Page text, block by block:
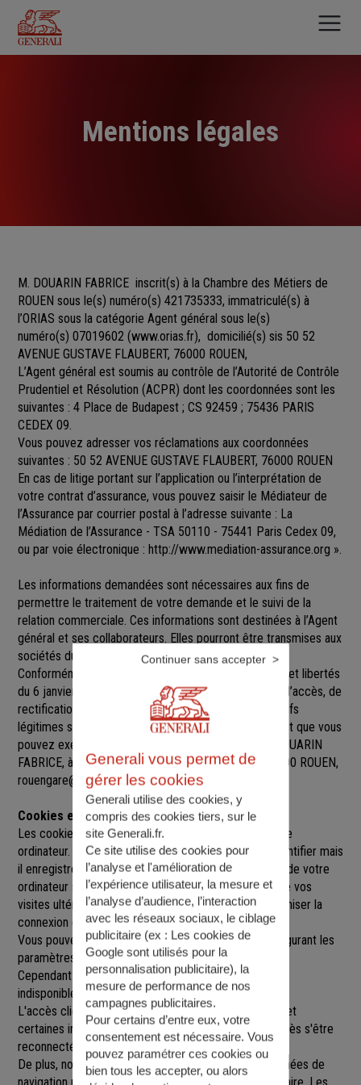
contenu
principal
Mentions légales
M. DOUARIN FABRICE inscrit(s) à la Chambre des Métiers de
ROUEN sous le(s) numéro(s) 421735333, immatriculé(s) à
l’ORIAS sous la catégorie Agent général sous le(s)
numéro(s) 07019602 (www.orias.fr), domicilié(s) sis 50 52
AVENUE GUSTAVE FLAUBERT, 76000 ROUEN,
L’Agent général est soumis au contrôle de l’Autorité de Contrôle
Prudentiel et Résolution (ACPR) dont les coordonnées sont les
suivantes : 4 Place de Budapest ; CS 92459 ; 75436 PARIS
CEDEX 09.
Vous pouvez adresser vos réclamations aux coordonnées
suivantes : 50 52 AVENUE GUSTAVE FLAUBERT, 76000 ROUEN
En cas de litige portant sur l’application ou l’interprétation de
votre contrat d’assurance, vous pouvez saisir le Médiateur de
l’Assurance par courrier postal à l’adresse suivante : La
Médiation de l’Assurance - TSA 50110 - 75441 Paris Cedex 09,
ou par voie électronique : http://www.mediation-assurance.org ».
Les informations demandées sont nécessaires aux fins de
permettre le traitement de votre demande et le suivi de la
relation commerciale. Ces informations sont destinées à l’Agent
général et ses collaborateurs. Elles pourront être transmises aux
sociétés du groupe GENERALI.
Conformément aux dispositions de la loi Informatique et libertés
du 6 janvier 1978 modifiée, vous disposez d’un droit d’accès, de
rectification, de suppression et d’opposition pour motifs
légitimes sur l’ensemble des données vous concernant que vous
pouvez exercer sur simple demande auprès de M. DOUARIN
FABRICE, à 50 52 AVENUE GUSTAVE FLAUBERT, 76000 ROUEN,
rouengare@agence.generali.fr.
Cookies et sessions
Les cookies sont de petits fichiers implantés sur votre
ordinateur. Un cookie ne nous permet pas de vous identifier mais
il enregistre des informations relatives à la navigation de votre
ordinateur sur notre site que nous pourrons lire lors de vos
visites ultérieures afin de faciliter la navigation, d'optimiser la
connexion et de personnaliser l'utilisation du site.
Vous pouvez refuser l'utilisation des cookies en configurant les
paramètres de votre navigateur Internet.
Cependant le fait de refuser les cookies peut rendre
indisponibles toutes ou certaines parties du site.
L'accès client est construit avec un délai de session, et
certaines informations ne seront remises à jour qu'après s'être
reconnecté sur le site.
De plus, nous pouvons être amenés à utiliser vos données de
Generali vous permet de
gérer les cookies
Generali utilise des cookies, y
compris des cookies tiers, sur le
site Generali.fr.
Ce site utilise des cookies pour
l’analyse et l'amélioration de
l’expérience utilisateur, la mesure et
l’analyse d’audience, l’interaction
avec les réseaux sociaux, le ciblage
publicitaire (ex : Les cookies de
Google sont utilisés pour la
personnalisation publicitaire), la
mesure de performance de nos
campagnes publicitaires.
Pour certains d’entre eux, votre
consentement est nécessaire. Vous
pouvez paramétrer ces cookies ou
bien tous les accepter, ou alors
Continuer sans accepter